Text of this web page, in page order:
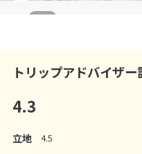
トリップアドバイザー
4.3
立地 4.5